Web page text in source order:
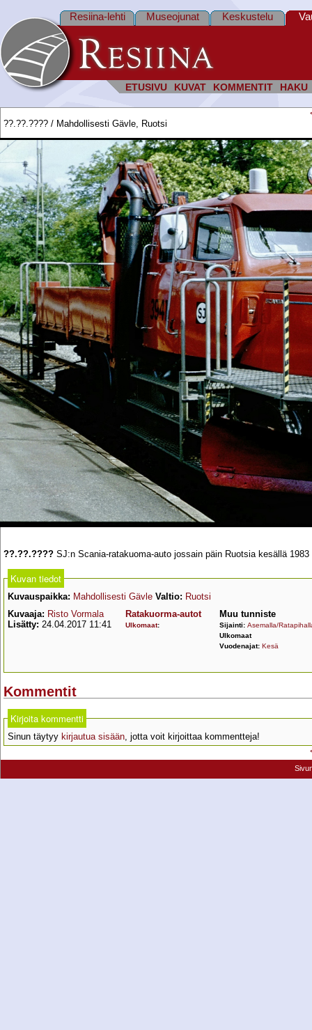
ETUSIVU KUVAT KOMMENTIT HAKU
Resiina-lehti Museojunat Keskustelu
??.??.???? / Mahdollisesti Gävle, Ruotsi
??.??.???? SJ:n Scania-ratakuoma-auto jossain päin Ruotsia kesällä
Kuvan tiedot
Kuvauspaikka: Mahdollisesti Gävle Valtio: Ruotsi
Kuvaaja: Risto Vormala
Lisätty: 24.04.2017 11:41
Ratakuorma-autot
Ulkomaat:
Muu tunniste
Sijainti: Asemalla/
Ulkomaat
Vuodenajat: Kesä
Kommentit
Kirjoita kommentti
Sinun täytyy kirjautua sisään, jotta voit kirjoittaa kommentteja!